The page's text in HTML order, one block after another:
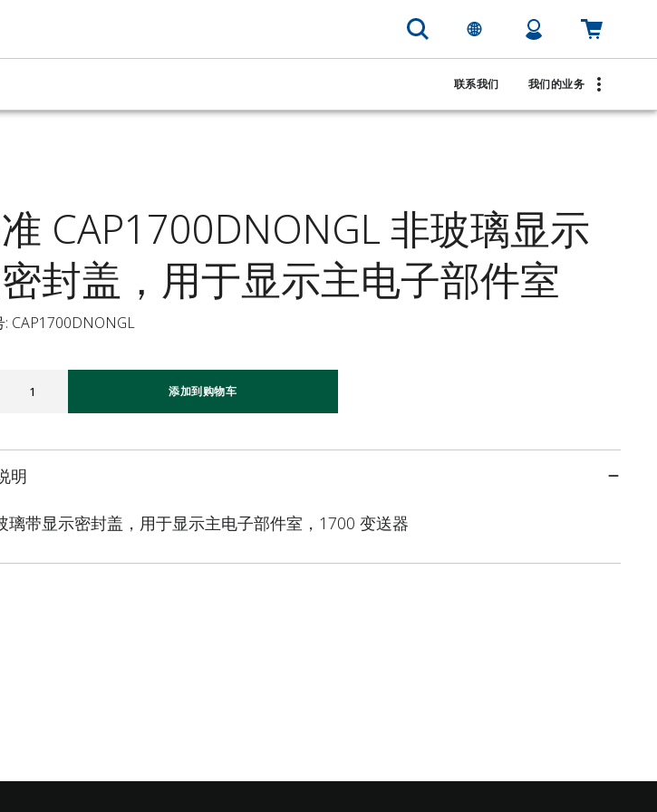
联系我们 我们的业务
CAP1700DNONGL 非玻璃显示
封盖，用于显示主电子部件室
: CAP1700DNONGL
添加到购物车
明
璃带显示密封盖，用于显示主电子部件室，1700 变送器